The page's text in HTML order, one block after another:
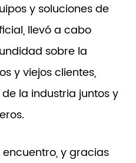
y soluciones de
llevó a cabo
sobre la
y viejos clientes,
la industria juntos y
y gracias